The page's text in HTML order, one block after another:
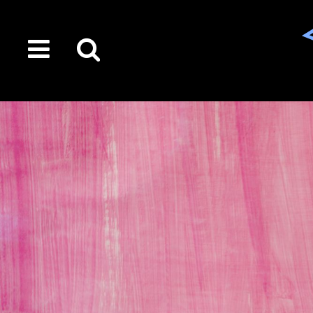
toggle
der
gesamten
Seite